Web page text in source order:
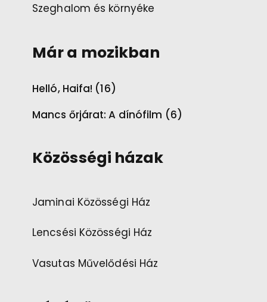
Szeghalom és környéke
Már a mozikban
Helló, Haifa! (16)
Mancs őrjárat: A dínófilm (6)
Közösségi házak
Jaminai Közösségi Ház
Lencsési Közösségi Ház
Vasutas Művelődési Ház